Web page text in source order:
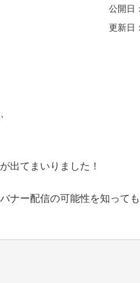
公開日：
更新日：
出てまいりました！
ナー配信の可能性を知って